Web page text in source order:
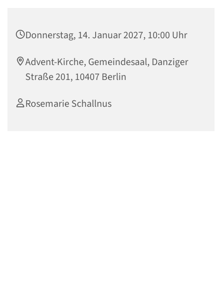
Donnerstag, 14. Januar 2027, 10:00 Uhr
Advent-Kirche, Gemeindesaal, Danziger
Straße 201, 10407 Berlin
Rosemarie Schallnus